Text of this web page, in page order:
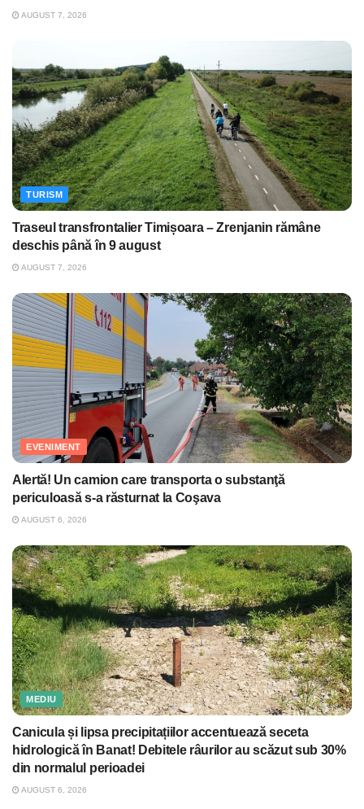
AUGUST 7, 2026
TURISM
Traseul transfrontalier Timișoara – Zrenjanin rămâne
deschis până în 9 august
AUGUST 7, 2026
EVENIMENT
Alertă! Un camion care transporta o substanţă
periculoasă s-a răsturnat la Coşava
AUGUST 6, 2026
MEDIU
Canicula și lipsa precipitațiilor accentuează seceta
hidrologică în Banat! Debitele râurilor au scăzut sub 30%
din normalul perioadei
AUGUST 6, 2026